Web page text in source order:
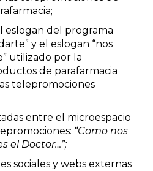
eslogan del programa
y el eslogan “nos
utilizado por la
de parafarmacia
telepromociones
entre el microespacio
“Como nos
el Doctor…”;
sociales y webs externas